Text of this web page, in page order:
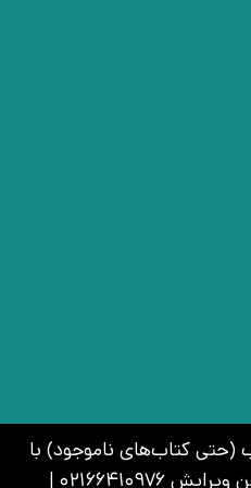
(حتی کتاب‌های ناموجود) با
کمترین قیمت و جدیدترین ویرایش 02166410976 |